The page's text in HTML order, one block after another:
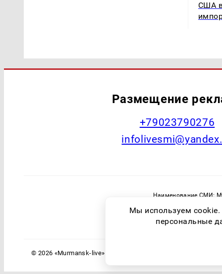
США
Размещение
+79023790276
Наименование СМИ:
Зарегистрировавший орган:
© 2026 «Murmansk-live» | Все права защищены
Мы используем
персональные